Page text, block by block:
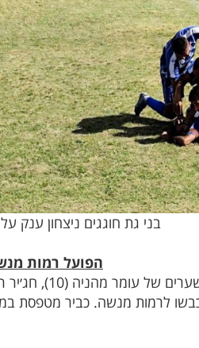
בני גת חוגגים ניצחון ענק
הפועל רמות
רונקי יוני (15) וליאלי מליחי (92) כבשו לרמות